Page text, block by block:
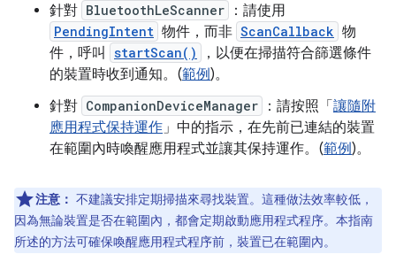
針對 BluetoothLeScanner ：請使用
PendingIntent 物件，而非 ScanCallback 物
件，呼叫
startScan()
，以便在掃描符合篩選條件
的裝置時收到通知。(範例)。
針對 CompanionDeviceManager ：請按照「讓隨附
應用程式保持運作 」中的指示，在先前已連結的裝置
在範圍內時喚醒應用程式並讓其保持運作。(範例)。
注意： 不建議安排定期掃描來尋找裝置。這種做法效率較低，
因為無論裝置是否在範圍內，都會定期啟動應用程式程序。本指南
所述的方法可確保喚醒應用程式程序前，裝置已在範圍內。